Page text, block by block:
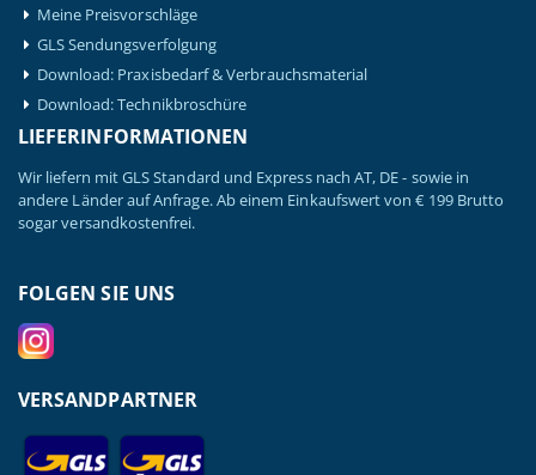
Meine Preisvorschläge
GLS Sendungsverfolgung
Download: Praxisbedarf & Verbrauchsmaterial
Download: Technikbroschüre
LIEFERINFORMATIONEN
Wir liefern mit GLS Standard und Express nach AT, DE - sowie in
andere Länder auf Anfrage. Ab einem Einkaufswert von € 199 Brutto
sogar versandkostenfrei.
FOLGEN SIE UNS
VERSANDPARTNER